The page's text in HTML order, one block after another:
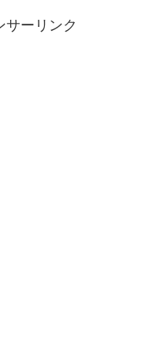
サーリンク